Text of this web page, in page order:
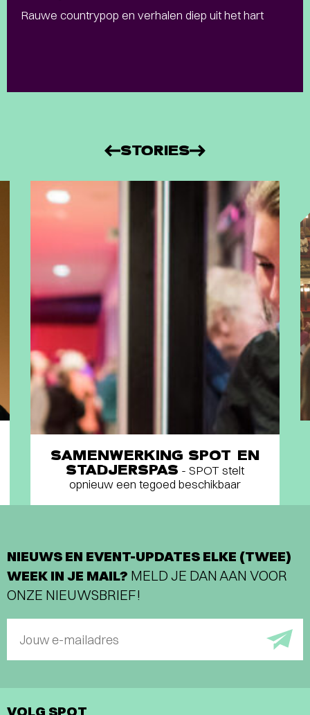
Rauwe countrypop en verhalen diep uit het hart
STORIES
SAMENWERKING SPOT EN
STADJERSPAS - SPOT stelt
opnieuw een tegoed beschikbaar
NIEUWS EN EVENT-UPDATES ELKE (TWEE)
WEEK IN JE MAIL? MELD JE DAN AAN VOOR
ONZE NIEUWSBRIEF!
Jouw e-mailadres
VOLG SPOT